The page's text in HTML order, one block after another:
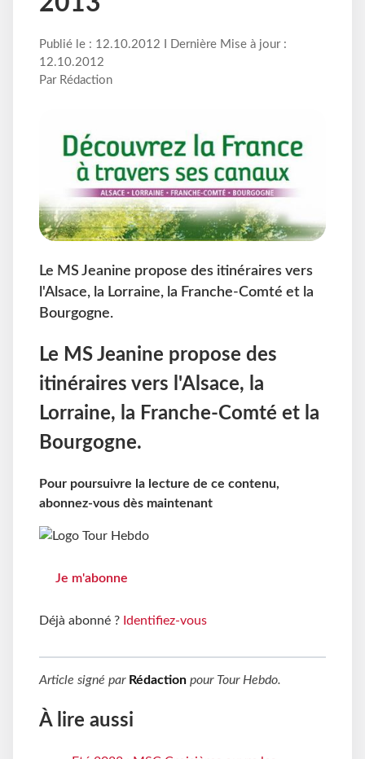
Publié le : 12.10.2012 I Dernière Mise à jour :
12.10.2012
Par Rédaction
Le MS Jeanine propose des itinéraires vers
l'Alsace, la Lorraine, la Franche-Comté et la
Bourgogne.
Le MS Jeanine propose des
itinéraires vers l'Alsace, la
Lorraine, la Franche-Comté et la
Bourgogne.
Pour poursuivre la lecture de ce contenu,
abonnez-vous dès maintenant
Je m'abonne
Déjà abonné ? Identifiez-vous
Article signé par Rédaction pour Tour Hebdo.
À lire aussi